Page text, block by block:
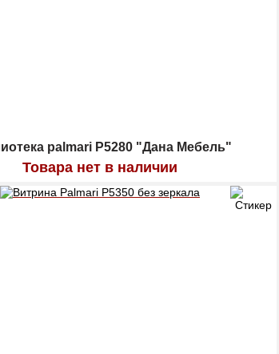
pаlmari P5280 "Дана Мебель"
Товара нет в наличии